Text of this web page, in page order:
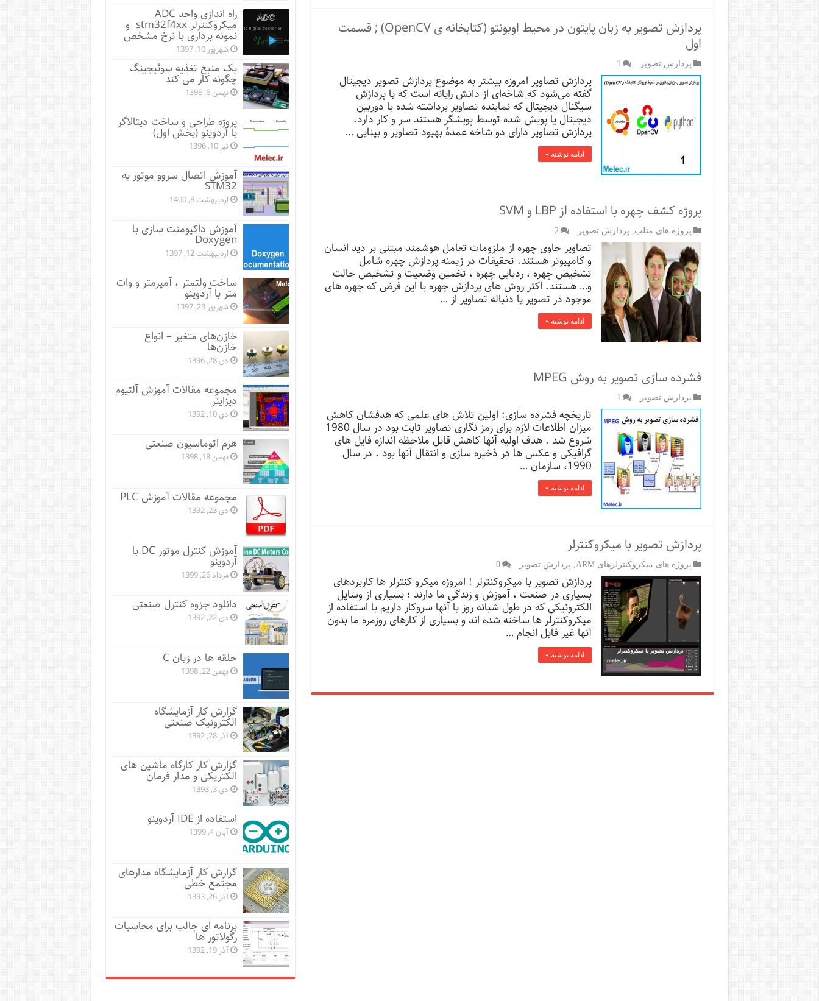
پردازش تصویر به زبان پایتون در محیط اوبونتو (کتابخانه ی OpenCV) ; قسمت
اول
پردازش تصویر 1
پردازش تصاویر امروزه بیشتر به موضوع پردازش تصویر دیجیتال
گفته می‌شود که شاخه‌ای از دانش رایانه است که با پردازش
سیگنال دیجیتال که نماینده تصاویر برداشته شده با دوربین
دیجیتال یا پویش شده توسط پویشگر هستند سر و کار دارد.
پردازش تصاویر دارای دو شاخه عمدهٔ بهبود تصاویر و بینایی …
ادامه نوشته »
پروژه کشف چهره با استفاده از LBP و SVM
پروژه های متلب پردازش تصویر 2
تصاویر حاوی چهره از ملزومات تعامل هوشمند مبتنی بر دید انسان
و کامپیوتر هستند. تحقیقات در زیمنه پردازش چهره شامل
تشخیص چهره ، ردیابی چهره ، تخمین وضعیت و تشخیص حالت
و… هستند. اکثر روش های پردازش چهره با این فرض که چهره های
موجود در تصویر یا دنباله تصاویر از …
ادامه نوشته »
فشرده سازی تصوير به روش MPEG
پردازش تصویر 1
تاریخچه فشرده سازی: اولین تلاش های علمی که هدفشان کاهش
میزان اطلاعات لازم برای رمز نگاری تصاویر ثابت بود در سال 1980
شروع شد . هدف اولیه آنها کاهش قابل ملاحظه اندازه فایل های
گرافیکی و عکس ها در ذخیره سازی و انتقال آنها بود . در سال
1990، سازمان …
ادامه نوشته »
پردازش تصویر با میکروکنترلر
پروژه های میکروکنترلرهای ARM پردازش تصویر 0
پردازش تصویر با میکروکنترلر ! امروزه میکرو کنترلر ها کاربردهای
بسیاری در صنعت ، آموزش و زندگی ما دارند ؛ بسیاری از وسایل
الکترونیکی که در طول شبانه روز با آنها سروکار داریم با استفاده از
میکروکنترلر ها ساخته شده اند و بسیاری از کارهای روزمره ما بدون
آنها غیر قابل انجام …
ادامه نوشته »
راه اندازی واحد ADC
میکروکنترلر stm32f4xx و
نمونه برداری با نرخ مشخص
شهریور 10, 1397
یک منبع تغذیه سوئیچینگ
چگونه کار می کند
بهمن 6, 1396
پروژه طراحی و ساخت دیتالاگر
با آردوینو (بخش اول)
تیر 10, 1396
آموزش اتصال سروو موتور به
STM32
اردیبهشت 8, 1400
آموزش داکیومنت سازی با
Doxygen
اردیبهشت 12, 1397
ساخت ولتمتر ، آمپرمتر و وات
متر با آردوینو
شهریور 23, 1397
خازن‌های متغیر – انواع
خازن‌ها
دی 28, 1396
مجموعه مقالات آموزش آلتیوم
دیزاینر
دی 10, 1392
هرم اتوماسیون صنعتی
بهمن 18, 1398
مجموعه مقالات آموزش PLC
دی 23, 1392
آموزش کنترل موتور DC با
آردوینو
مرداد 26, 1399
دانلود جزوه کنترل صنعتی
دی 22, 1392
حلقه ها در زبان C
بهمن 22, 1398
گزارش کار آزمایشگاه
الکترونیک صنعتی
آذر 28, 1392
گزارش کار کارگاه ماشین های
الکتریکی و مدار فرمان
دی 3, 1393
استفاده از IDE آردوینو
آبان 4, 1399
گزارش کار آزمایشگاه مدارهای
مجتمع خطی
آذر 26, 1393
برنامه ای جالب برای محاسبات
رگولاتور ها
آذر 19, 1392